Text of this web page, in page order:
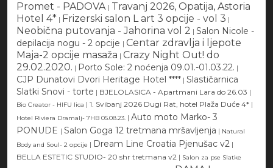
Promet - PADOVA | Travanj 2026, Opatija, Astoria
Hotel 4* | Frizerski salon L art 3 opcije - vol 3 |
Neobična putovanja - Jahorina vol 2 | Salon Nicole -
depilacija nogu - 2 opcije | Centar zdravlja i ljepote
Maja-2 opcije masaža | Crazy Night Out! do
29.02.2020. | Porto Sole: 2 noćenja 09.01.-01.03.22. |
CJP Dunatovi Dvori Heritage Hotel **** | Slastičarnica
Slatki Snovi - torte | BJELOLASICA - Apartmani Lara do 26.03 |
Bio Creator - HIFU lica | 1. Svibanj 2026 Dugi Rat, hotel Plaža Duće 4* |
Hotel Riviera Dramalj- 7HB 05.08.23. | Auto moto Marko- 3
PONUDE | Salon Goga 12 tretmana mršavljenja | Natural
Body and Soul- 2 opcije | Dream Line Croatia Pjenušac v2 |
BELLA ESTETIC STUDIO- 20 shr tretmana v2 | Salon za pse Slatke